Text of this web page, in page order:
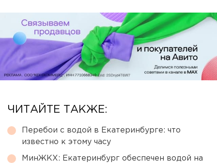
ЧИТАЙТЕ ТАКЖЕ:
Перебои с водой в Екатеринбурге: что
известно к этому часу
МинЖКХ: Екатеринбург обеспечен водой на